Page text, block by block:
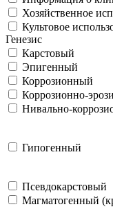
Хозяйственное
Культовое
Генезис
Карстовый
Эпигенный
Коррозионный
Коррозионно-
Нивально-
Гипогенный
Псевдокарстовый
Магматогенный